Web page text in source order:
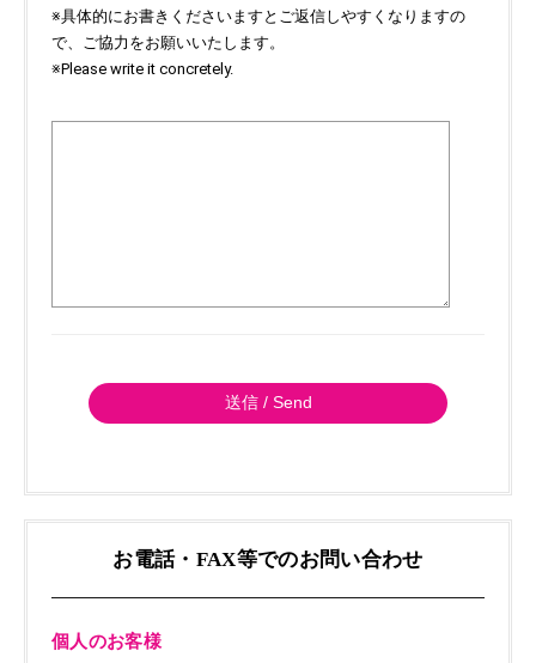
※具体的にお書きくださいますとご返信しやすくなりますの
で、ご協力をお願いいたします。
※Please write it concretely.
お電話・FAX等でのお問い合わせ
個人のお客様